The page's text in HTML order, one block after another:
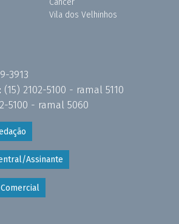
Câncer
Vila dos Velhinhos
3913
(15) 2102-5100 - ramal 5110
5100 - ramal 5060
Assinante